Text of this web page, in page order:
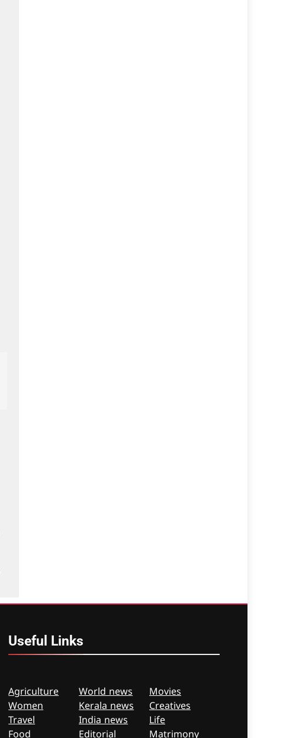
Useful Links
Agriculture
Women
Travel
Food
World news
Kerala news
India news
Editorial
Movies
Creatives
Life
Matrimony